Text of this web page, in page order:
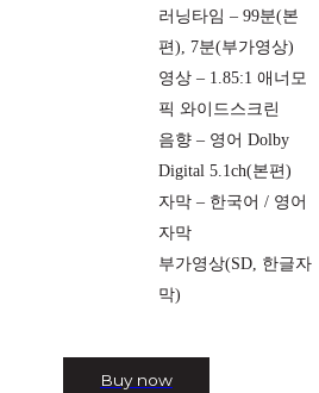
러닝타임 – 99분(본
편), 7분(부가영상)
영상 – 1.85:1 애너모
픽 와이드스크린
음향 – 영어 Dolby
Digital 5.1ch(본편)
자막 – 한국어 / 영어
자막
부가영상(SD, 한글자
막)
Buy now